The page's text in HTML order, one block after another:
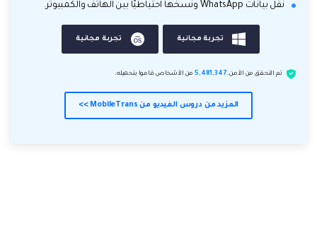
نقل بيانات WhatsApp ونسخها احتياطيًا بين الهاتف والكمبيوتر.
تجربة مجانية تجربة مجانية
تم التحقق من الأمن.5,481,347 من الأشخاص قاموا بتحميله.
المزيد من دروس الفيديو من MobileTrans >>